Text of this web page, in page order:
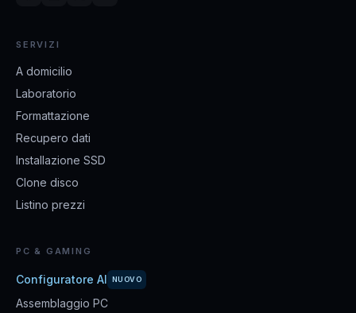
SERVIZI
A domicilio
Laboratorio
Formattazione
Recupero dati
Installazione SSD
Clone disco
Listino prezzi
PC & GAMING
Configuratore AI NUOVO
Assemblaggio PC